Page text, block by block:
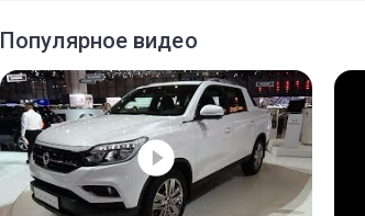
Популярное видео